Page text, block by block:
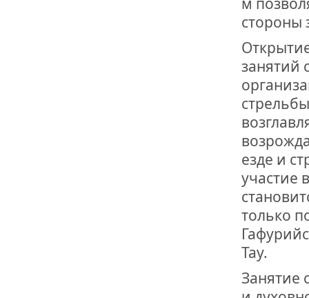
стороны
занятий
езде и
участие
только
Тау.
Занятие